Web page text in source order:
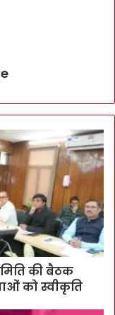
की बैठक
को स्वीकृति